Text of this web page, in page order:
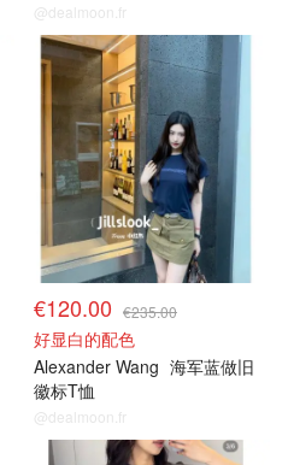
@dealmoon.fr
€120.00 €235.00
好显白的配色
Alexander Wang 海军蓝做旧
徽标T恤
@dealmoon.fr